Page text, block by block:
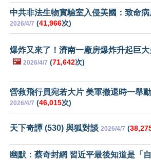
中共非法生物實驗室入侵美國：致命
2026/4/7 (41,966次)
爆炸又來了！濟南一廠房爆炸升起巨
🖼️ 2026/4/7 (71,642次)
營救飛行員宛若大片 美軍撤退時一舉
2026/4/7 (46,015次)
天下奇譚 (530) 與狐對談 2026/4/7 (
幽默：蔡奇封網 習近平最後知道是「